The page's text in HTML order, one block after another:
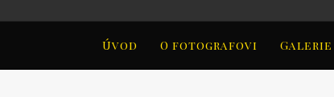
Úvod O fotografovi Galerie